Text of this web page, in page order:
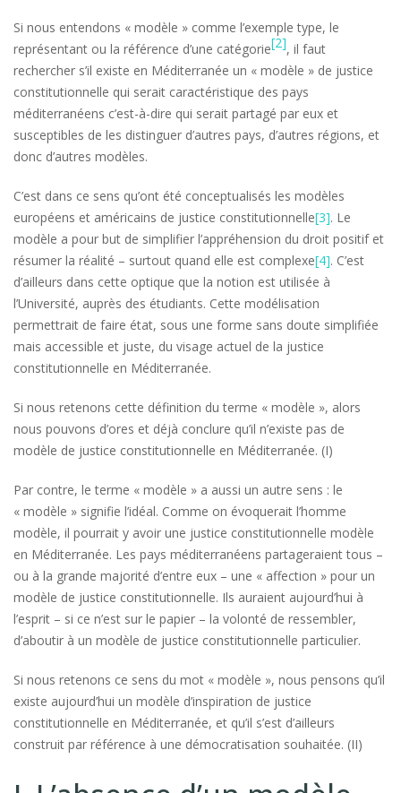
Si nous entendons « modèle » comme l’exemple type, le
représentant ou la référence d’une catégorie[2], il faut
rechercher s’il existe en Méditerranée un « modèle » de justice
constitutionnelle qui serait caractéristique des pays
méditerranéens c’est-à-dire qui serait partagé par eux et
susceptibles de les distinguer d’autres pays, d’autres régions, et
donc d’autres modèles.
C’est dans ce sens qu’ont été conceptualisés les modèles
européens et américains de justice constitutionnelle[3]. Le
modèle a pour but de simplifier l’appréhension du droit positif et
résumer la réalité – surtout quand elle est complexe[4]. C’est
d’ailleurs dans cette optique que la notion est utilisée à
l’Université, auprès des étudiants. Cette modélisation
permettrait de faire état, sous une forme sans doute simplifiée
mais accessible et juste, du visage actuel de la justice
constitutionnelle en Méditerranée.
Si nous retenons cette définition du terme « modèle », alors
nous pouvons d’ores et déjà conclure qu’il n’existe pas de
modèle de justice constitutionnelle en Méditerranée. (I)
Par contre, le terme « modèle » a aussi un autre sens : le
« modèle » signifie l’idéal. Comme on évoquerait l’homme
modèle, il pourrait y avoir une justice constitutionnelle modèle
en Méditerranée. Les pays méditerranéens partageraient tous –
ou à la grande majorité d’entre eux – une « affection » pour un
modèle de justice constitutionnelle. Ils auraient aujourd’hui à
l’esprit – si ce n’est sur le papier – la volonté de ressembler,
d’aboutir à un modèle de justice constitutionnelle particulier.
Si nous retenons ce sens du mot « modèle », nous pensons qu’il
existe aujourd’hui un modèle d’inspiration de justice
constitutionnelle en Méditerranée, et qu’il s’est d’ailleurs
construit par référence à une démocratisation souhaitée. (II)